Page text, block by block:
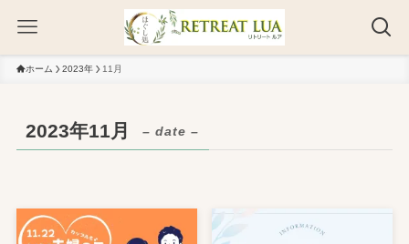
ホーム 2023年 11月
2023年11月 – date –